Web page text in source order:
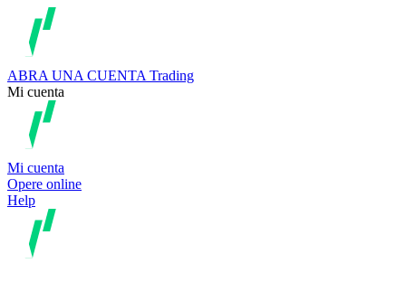
ABRA UNA CUENTA Trading
Mi cuenta
Mi cuenta
Opere online
Help